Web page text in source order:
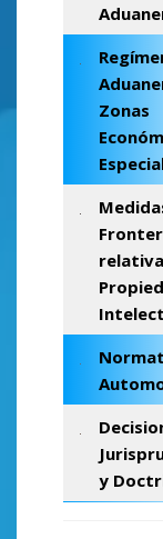
Zonas
y